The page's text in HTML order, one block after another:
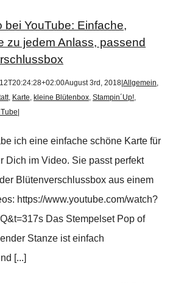
bei YouTube: Einfache,
zu jedem Anlass, passend
August 3rd, 2018 Allgemein,
, Karte, kleine Blütenbox, Stampin´Up!,
ich eine einfache schöne Karte für
Dich im Video. Sie passt perfekt
Blütenverschlussbox aus einem
https://www.youtube.com/watch?
Das Stempelset Pop of
Stanze ist einfach
[...]